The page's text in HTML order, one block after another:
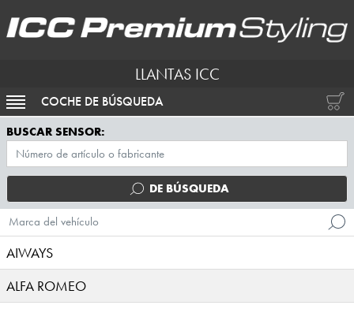
LLANTAS ICC
ACTIVAR NAVEGACIÓN
COCHE DE BÚSQUEDA
BUSCAR SENSOR:
DE BÚSQUEDA
Marca del vehículo
AIWAYS
ALFA ROMEO